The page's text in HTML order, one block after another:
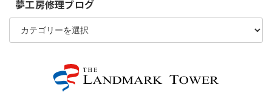
夢工房修理ブログ
夢
房